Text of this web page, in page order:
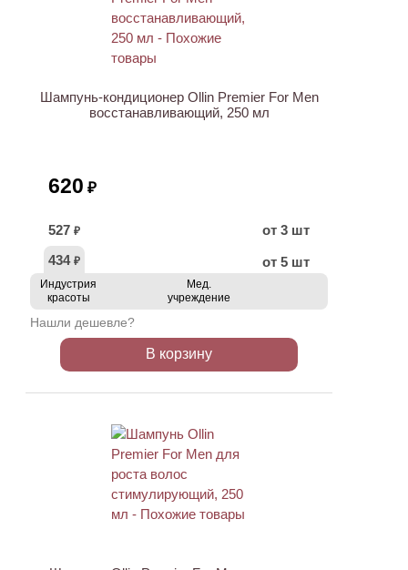
Шампунь-кондиционер Ollin Premier For Men
восстанавливающий, 250 мл
620 ₽
527 ₽
от 3 шт
434 ₽ от 5 шт
Индустрия
красоты
Мед.
учреждение
Нашли дешевле?
В корзину